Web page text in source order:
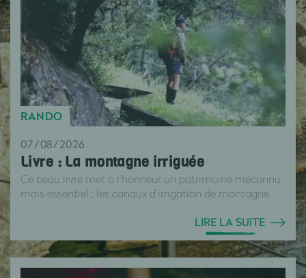
RANDO
07/08/2026
Livre : La montagne irriguée
Ce beau livre met à l’honneur un patrimoine méconnu
mais essentiel : les canaux d’irrigation de montagne.
LIRE LA SUITE